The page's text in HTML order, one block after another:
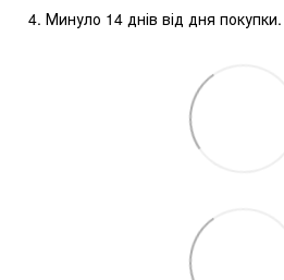
Минуло 14 днів від дня покупки.